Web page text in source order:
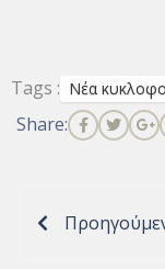
Tags : Νέα
Share: